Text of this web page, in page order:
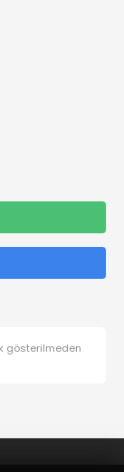
gösterilmeden